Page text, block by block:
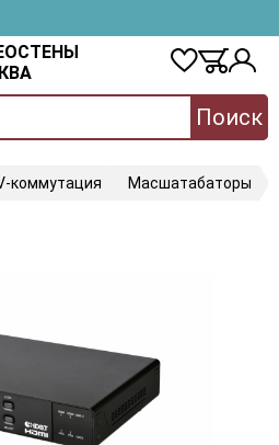
Поиск
коммутация Масшатабаторы